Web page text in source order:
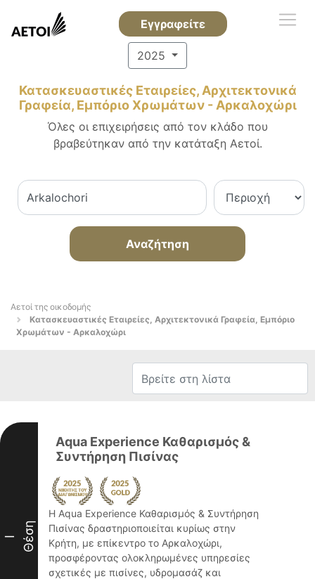
Εγγραφείτε
2025
Κατασκευαστικές Εταιρείες, Αρχιτεκτονικά
Γραφεία, Εμπόριο Χρωμάτων - Αρκαλοχώρι
Όλες οι επιχειρήσεις από τον κλάδο που
βραβεύτηκαν από την κατάταξη Αετοί.
Αναζήτηση
Αετοί της οικοδομής
Κατασκευαστικές Εταιρείες, Αρχιτεκτονικά Γραφεία, Εμπόριο
Χρωμάτων - Αρκαλοχώρι
I Θέση
Aqua Experience Καθαρισμός &
Συντήρηση Πισίνας
Η Aqua Experience Καθαρισμός & Συντήρηση
Πισίνας δραστηριοποιείται κυρίως στην
Κρήτη, με επίκεντρο το Αρκαλοχώρι,
προσφέροντας ολοκληρωμένες υπηρεσίες
σχετικές με πισίνες, υδρομασάζ και